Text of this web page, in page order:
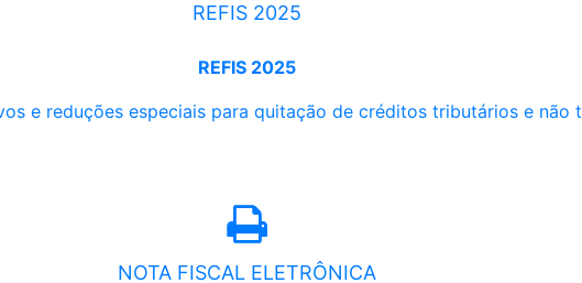
REFIS 2025
REFIS 2025
e reduções especiais para quitação de créditos tributários e não
NOTA FISCAL ELETRÔNICA